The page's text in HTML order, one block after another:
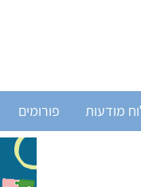
מודעות פורומים